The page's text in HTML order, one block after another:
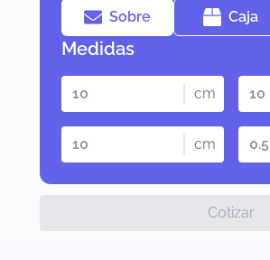
Sobre Caja
Medidas
cm
cm
Cotizar